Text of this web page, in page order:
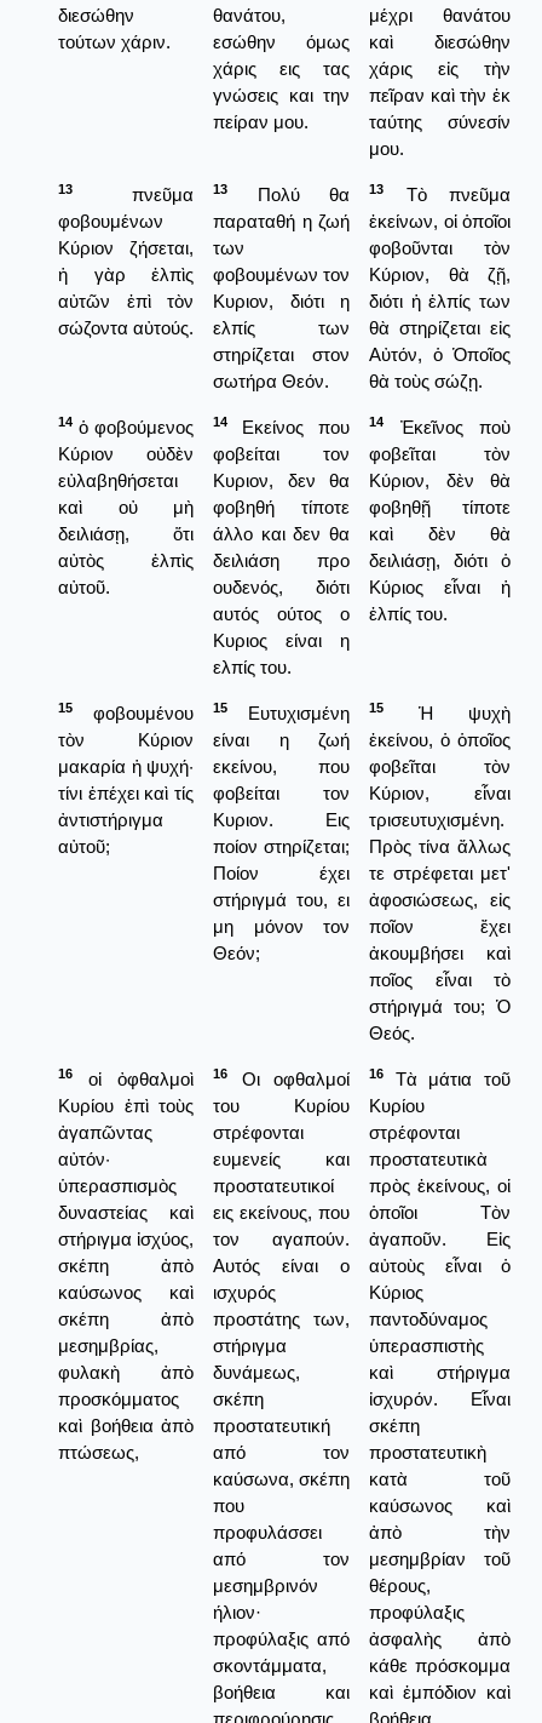
διεσώθην
τούτων χάριν.
θανάτου,
εσώθην όμως
χάρις εις τας
γνώσεις και την
πείραν μου.
μέχρι θανάτου
καὶ διεσώθην
χάρις εἰς τὴν
πεῖραν καὶ τὴν ἐκ
ταύτης σύνεσίν
μου.
13
πνεῦμα
φοβουμένων
Κύριον ζήσεται,
ἡ γὰρ ἐλπὶς
αὐτῶν ἐπὶ τὸν
σώζοντα αὐτούς.
13
Πολύ θα
παραταθή η ζωή
των
φοβουμένων τον
Κυριον, διότι η
ελπίς των
στηρίζεται στον
σωτήρα Θεόν.
13
Τὸ πνεῦμα
ἐκείνων, οἱ ὁποῖοι
φοβοῦνται τὸν
Κύριον, θὰ ζῇ,
διότι ἡ ἐλπίς των
θὰ στηρίζεται εἰς
Αὐτόν, ὁ Ὁποῖος
θὰ τοὺς σώζῃ.
14 ὁ φοβούμενος
Κύριον οὐδὲν
εὐλαβηθήσεται
καὶ οὐ μὴ
δειλιάσῃ, ὅτι
αὐτὸς ἐλπὶς
αὐτοῦ.
14
Εκείνος που
φοβείται τον
Κυριον, δεν θα
φοβηθή τίποτε
άλλο και δεν θα
δειλιάση προ
ουδενός, διότι
αυτός ούτος ο
Κυριος είναι η
ελπίς του.
14
Ἐκεῖνος ποὺ
φοβεῖται τὸν
Κύριον, δὲν θὰ
φοβηθῇ τίποτε
καὶ δὲν θὰ
δειλιάσῃ, διότι ὁ
Κύριος εἶναι ἡ
ἐλπίς του.
15
φοβουμένου
τὸν Κύριον
μακαρία ἡ ψυχή·
τίνι ἐπέχει καὶ τίς
ἀντιστήριγμα
αὐτοῦ;
15
Ευτυχισμένη
είναι η ζωή
εκείνου, που
φοβείται τον
Κυριον. Εις
ποίον στηρίζεται;
Ποίον έχει
στήριγμά του, ει
μη μόνον τον
Θεόν;
15
Ἡ ψυχὴ
ἐκείνου, ὁ ὁποῖος
φοβεῖται τὸν
Κύριον, εἶναι
τρισευτυχισμένη.
Πρὸς τίνα ἄλλως
τε στρέφεται μετ'
ἀφοσιώσεως, εἰς
ποῖον ἔχει
ἀκουμβήσει καὶ
ποῖος εἶναι τὸ
στήριγμά του; Ὁ
Θεός.
16
οἱ ὀφθαλμοὶ
Κυρίου ἐπὶ τοὺς
ἀγαπῶντας
αὐτόν·
ὑπερασπισμὸς
δυναστείας καὶ
στήριγμα ἰσχύος,
σκέπη ἀπὸ
καύσωνος καὶ
σκέπη ἀπὸ
μεσημβρίας,
φυλακὴ ἀπὸ
προσκόμματος
καὶ βοήθεια ἀπὸ
πτώσεως,
16
Οι οφθαλμοί
του Κυρίου
στρέφονται
ευμενείς και
προστατευτικοί
εις εκείνους, που
τον αγαπούν.
Αυτός είναι ο
ισχυρός
προστάτης των,
στήριγμα
δυνάμεως,
σκέπη
προστατευτική
από τον
καύσωνα, σκέπη
που
προφυλάσσει
από τον
μεσημβρινόν
ήλιον·
προφύλαξις από
σκοντάμματα,
βοήθεια και
περιφρούρησις
16
Τὰ μάτια τοῦ
Κυρίου
στρέφονται
προστατευτικὰ
πρὸς ἐκείνους, οἱ
ὁποῖοι Τὸν
ἀγαποῦν. Εἰς
αὐτοὺς εἶναι ὁ
Κύριος
παντοδύναμος
ὑπερασπιστὴς
καὶ στήριγμα
ἰσχυρόν. Εἶναι
σκέπη
προστατευτικὴ
κατὰ τοῦ
καύσωνος καὶ
ἀπὸ τὴν
μεσημβρίαν τοῦ
θέρους,
προφύλαξις
ἀσφαλὴς ἀπὸ
κάθε πρόσκομμα
καὶ ἐμπόδιον καὶ
βοήθεια